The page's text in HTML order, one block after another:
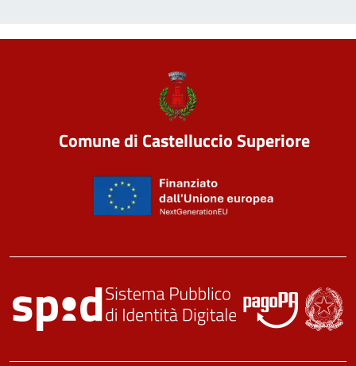
Comune di Castelluccio Superiore